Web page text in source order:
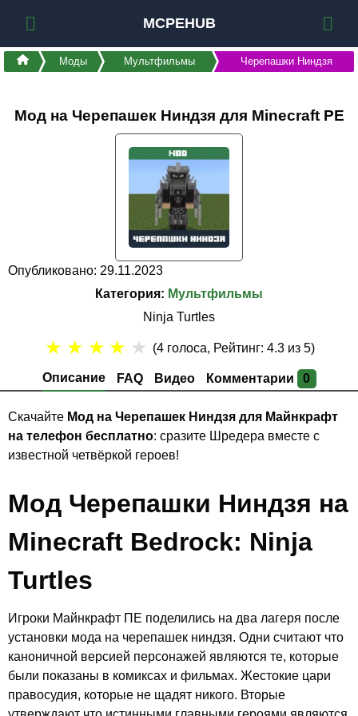
MCPEHUB
Моды Мультфильмы Черепашки Ниндзя
Мод на Черепашек Ниндзя для Minecraft PE
Опубликовано: 29.11.2023
Категория: Мультфильмы
Ninja Turtles
Описание FAQ Видео Комментарии 0
★ ★ ★ ★ ★ (4 голоса, Рейтинг:4.3 из 5)
Скачайте Мод на Черепашек Ниндзя для Майнкрафт
на телефон бесплатно: сразите Шредера вместе с
известной четвёркой героев!
Мод Черепашки Ниндзя на
Minecraft Bedrock: Ninja
Turtles
Игроки Майнкрафт ПЕ поделились на два лагеря после
установки мода на черепашек ниндзя. Одни считают что
каноничной версией персонажей являются те, которые
были показаны в комиксах и фильмах. Жестокие цари
правосудия, которые не щадят никого. Вторые